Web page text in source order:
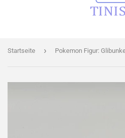
Startseite › Pokemon Figur: